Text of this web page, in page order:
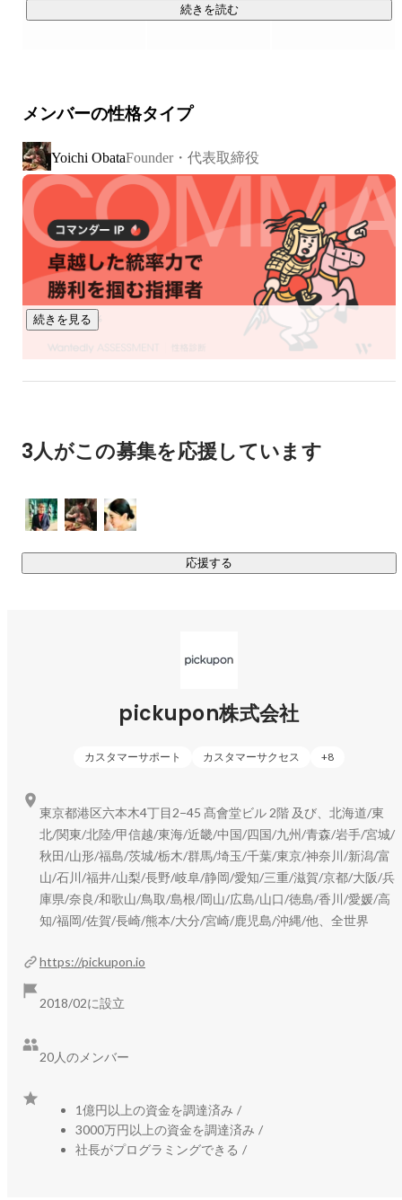
しかし企業では、その会話のほとんどが
・記録されない
・共有されない
・活用されない
まま消えていきます。
つまり、企業にとって最も重要なはずの顧客や現場の声が、
組織の知識になっていません。
発話（会話）は
・共有しづらい
つまり顧客との会話は、企業にとって宝の山であるにも関わ
扱いにくいメディアなのです。
「顧客との会話を、組織の知識に変えるAI」
・電話や商談の会話を解析し
・顧客の課題発言を抽出し
・SFAやチャットツールへ共有します
これにより、顧客の「こまってる。」を
会話から情報が生まれる世界へ。
私たちは、仕事の情報の流れそのものを変えようとしていま
す。
https://pickupon.io/
続きを読む
メンバーの性格タイプ
Yoichi ObataFounder・代表取締役
続きを見る
3人がこの募集を応援しています
応援する
pickupon株式会社
カスタマーサポート カスタマーサクセス +8
https://pickupon.io
2018/02に設立
20人のメンバー
1億円以上の資金を調達済み /
3000万円以上の資金を調達済み /
社長がプログラミングできる /
東京都港区六本木4丁目2−45 髙會堂ビル 2階 及び、北海道/東
北/関東/北陸/甲信越/東海/近畿/中国/四国/九州/青森/岩手/宮城/
秋田/山形/福島/茨城/栃木/群馬/埼玉/千葉/東京/神奈川/新潟/富
山/石川/福井/山梨/長野/岐阜/静岡/愛知/三重/滋賀/京都/大阪/兵
庫県/奈良/和歌山/鳥取/島根/岡山/広島/山口/徳島/香川/愛媛/高
知/福岡/佐賀/長崎/熊本/大分/宮崎/鹿児島/沖縄/他、全世界